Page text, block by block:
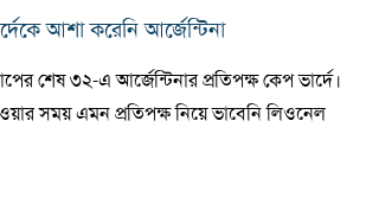
আশা করেনি আর্জেন্টিনা
শেষ ৩২-এ আর্জেন্টিনার প্রতিপক্ষ কেপ ভার্দে।
সময় এমন প্রতিপক্ষ নিয়ে ভাবেনি লিওনেল